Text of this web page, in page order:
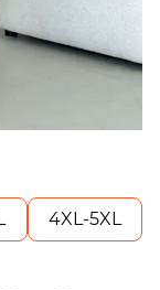
4XL-5XL